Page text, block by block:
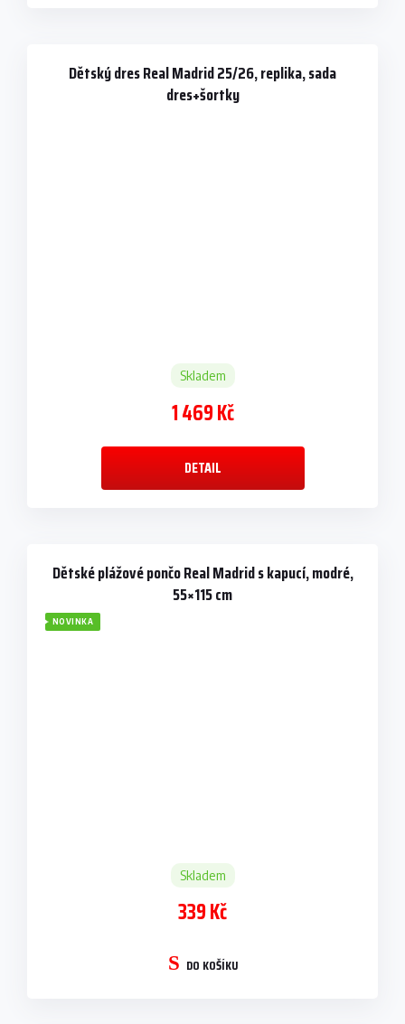
Dětský dres Real Madrid 25/26, replika, sada
dres+šortky
Skladem
1 469 Kč
DETAIL
Dětské plážové pončo Real Madrid s kapucí, modré,
55×115 cm
NOVINKA
Skladem
339 Kč
DO KOŠÍKU